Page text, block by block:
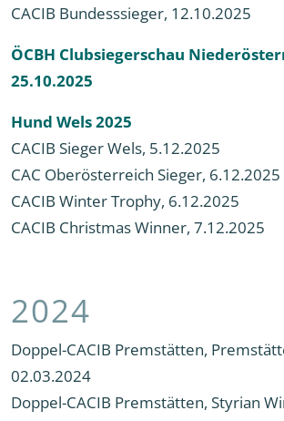
CACIB Bundesssieger, 12.10.2025
ÖCBH Clubsiegerschau
25.10.2025
Hund Wels 2025
CACIB Sieger Wels, 5.12.2025
CAC Oberösterreich Sieger, 6.12.2025
CACIB Winter Trophy, 6.12.2025
CACIB Christmas Winner, 7.12.2025
2024
Doppel-CACIB Premstätten,
02.03.2024
Doppel-CACIB Premstätten, Styrian